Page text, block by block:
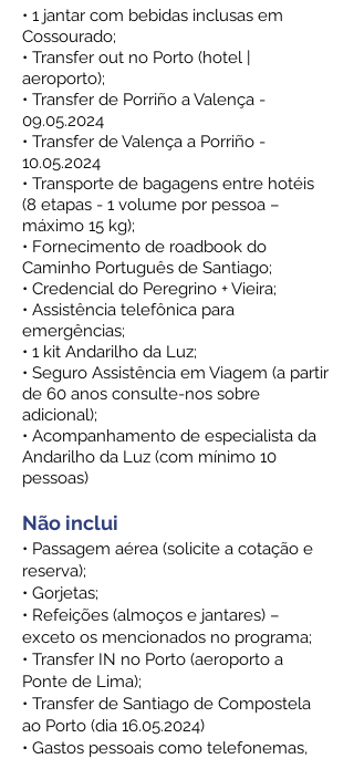
• 1 jantar com bebidas inclusas em
Cossourado;
• Transfer out no Porto (hotel |
aeroporto);
• Transfer de Porriño a Valença -
09.05.2024
• Transfer de Valença a Porriño -
10.05.2024
• Transporte de bagagens entre hotéis
(8 etapas - 1 volume por pessoa –
máximo 15 kg);
• Fornecimento de roadbook do
Caminho Português de Santiago;
• Credencial do Peregrino + Vieira;
• Assistência telefônica para
emergências;
• 1 kit Andarilho da Luz;
• Seguro Assistência em Viagem (a partir
de 60 anos consulte-nos sobre
adicional);
• Acompanhamento de especialista da
Andarilho da Luz (com mínimo 10
pessoas)
Não inclui
• Passagem aérea (solicite a cotação e
reserva);
• Gorjetas;
• Refeições (almoços e jantares) –
exceto os mencionados no programa;
• Transfer IN no Porto (aeroporto a
Ponte de Lima);
• Transfer de Santiago de Compostela
ao Porto (dia 16.05.2024)
• Gastos pessoais como telefonemas,